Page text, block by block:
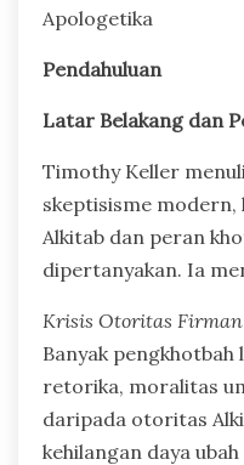
Apologetika
Pendahuluan
Latar Belakang dan
Timothy Keller
skeptisisme
Alkitab dan peran
dipertanyakan. Ia
Krisis Otoritas
Banyak
retorika, moralitas
daripada otoritas
kehilangan daya